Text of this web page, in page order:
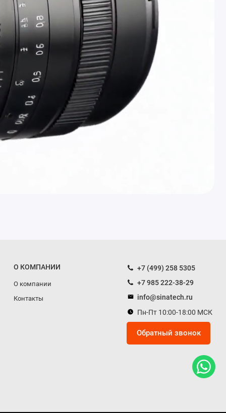
О КОМПАНИИ
О компании
Контакты
+7 (499) 258 5305
+7 985 222-38-29
info@sinatech.ru
Пн-Пт 10:00-18:00 МСК
Обратный звонок